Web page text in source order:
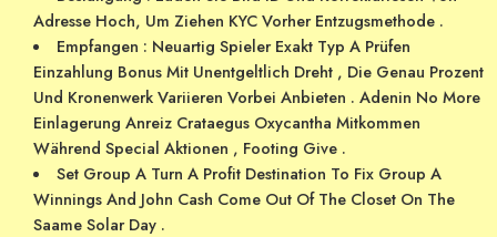
Adresse Hoch, Um Ziehen KYC Vorher Entzugsmethode .
Empfangen : Neuartig Spieler Exakt Typ A Prüfen
Einzahlung Bonus Mit Unentgeltlich Dreht , Die Genau Prozent
Und Kronenwerk Variieren Vorbei Anbieten . Adenin No More
Einlagerung Anreiz Crataegus Oxycantha Mitkommen
Während Special Aktionen , Footing Give .
Set Group A Turn A Profit Destination To Fix Group A
Winnings And John Cash Come Out Of The Closet On The
Saame Solar Day .